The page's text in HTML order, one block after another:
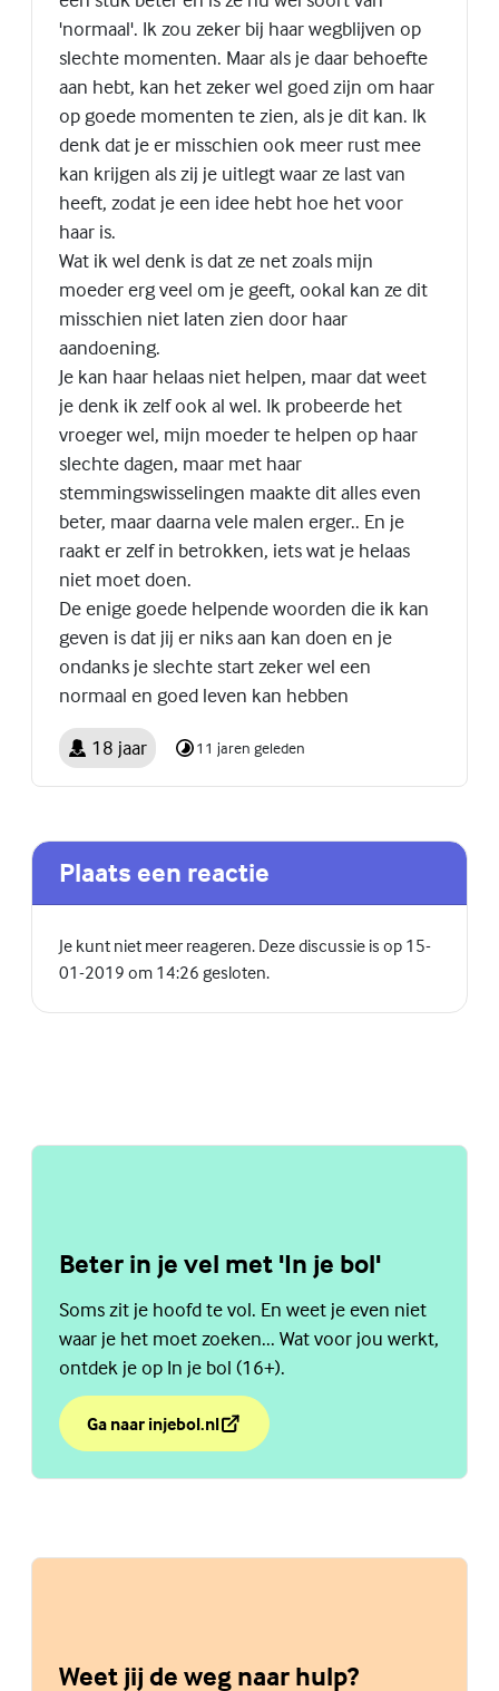
'normaal'. Ik zou zeker bij haar wegblijven op
slechte momenten. Maar als je daar behoefte
aan hebt, kan het zeker wel goed zijn om haar
op goede momenten te zien, als je dit kan. Ik
denk dat je er misschien ook meer rust mee
kan krijgen als zij je uitlegt waar ze last van
heeft, zodat je een idee hebt hoe het voor
haar is.
Wat ik wel denk is dat ze net zoals mijn
moeder erg veel om je geeft, ookal kan ze dit
misschien niet laten zien door haar
aandoening.
Je kan haar helaas niet helpen, maar dat weet
je denk ik zelf ook al wel. Ik probeerde het
vroeger wel, mijn moeder te helpen op haar
slechte dagen, maar met haar
stemmingswisselingen maakte dit alles even
beter, maar daarna vele malen erger.. En je
raakt er zelf in betrokken, iets wat je helaas
niet moet doen.
De enige goede helpende woorden die ik kan
geven is dat jij er niks aan kan doen en je
ondanks je slechte start zeker wel een
normaal en goed leven kan hebben
18 jaar 11 jaren geleden
Plaats een reactie
Je kunt niet meer reageren. Deze discussie is op 15-
01-2019 om 14:26 gesloten.
Beter in je vel met 'In je bol'
Soms zit je hoofd te vol. En weet je even niet
waar je het moet zoeken... Wat voor jou werkt,
ontdek je op In je bol (16+).
Ga naar injebol.nl
over Beter in je vel met 'In je bol'
(Externe link)
Weet jij de weg naar hulp?